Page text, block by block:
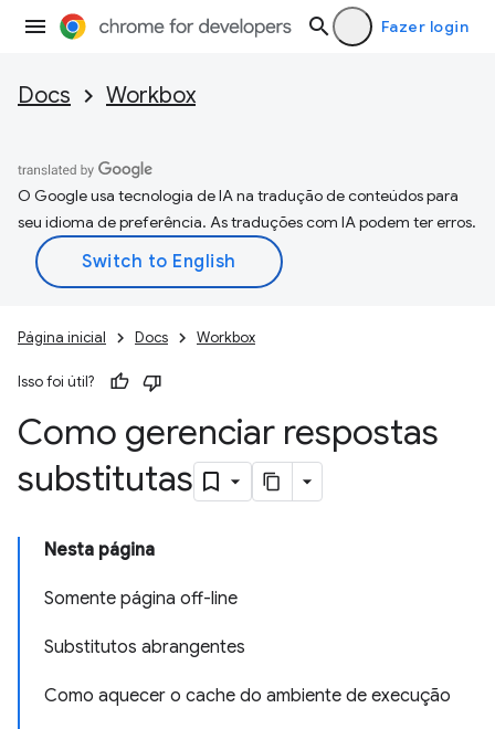
Fazer login
Docs Workbox
O Google usa tecnologia de IA na tradução de conteúdos para
seu idioma de preferência. As traduções com IA podem ter erros.
Página inicial Docs Workbox
Isso foi útil?
Como gerenciar respostas
substitutas
Nesta página
Somente página off-line
Substitutos abrangentes
Como aquecer o cache do ambiente de execução